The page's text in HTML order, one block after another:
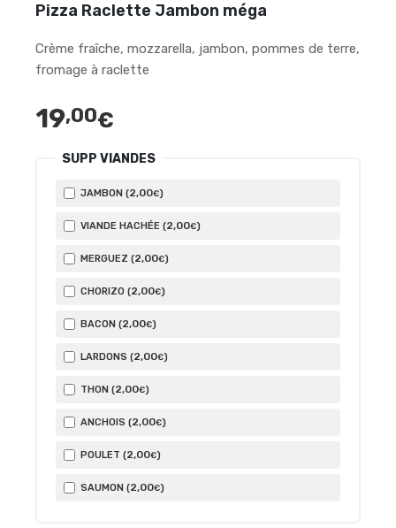
Pizza Raclette Jambon méga
Crème fraîche, mozzarella, jambon, pommes de terre,
fromage à raclette
19,00€
SUPP VIANDES
JAMBON (2,00€)
VIANDE HACHÉE (2,00€)
MERGUEZ (2,00€)
CHORIZO (2,00€)
BACON (2,00€)
LARDONS (2,00€)
THON (2,00€)
ANCHOIS (2,00€)
POULET (2,00€)
SAUMON (2,00€)